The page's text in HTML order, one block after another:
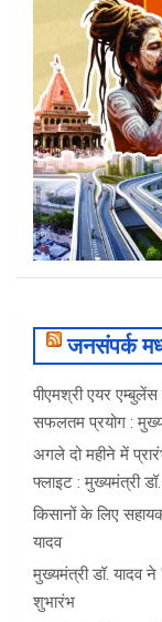
जनसंपर्क
पीएमश्री एयर
सफलतम प्रयोग :
अगले दो महीने में
फ्लाइट : मुख्यमंत्री
किसानों के लिए
यादव
मुख्यमंत्री डॉ. यादव ने
शुभारंभ